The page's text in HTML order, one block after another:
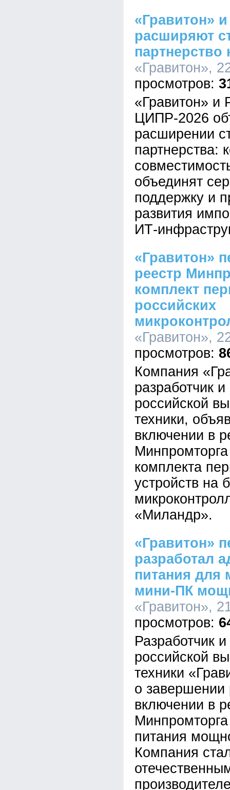
«Гравитон»
расширяют
«Гравитон»,
«Гравитон»
ЦИПР-2026
расширении
партнерства:
объединят
поддержку и
развития
ИТ-
«Гравитон»
реестр
комплект
российских
«Гравитон»,
Компания
разработчик
российской
техники,
включении в
комплекта
устройств на
«Миландр».
«Гравитон»
разработал
питания для
мини-ПК
«Гравитон»,
Разработчик
российской
техники
о завершении
включении в
питания
Компания